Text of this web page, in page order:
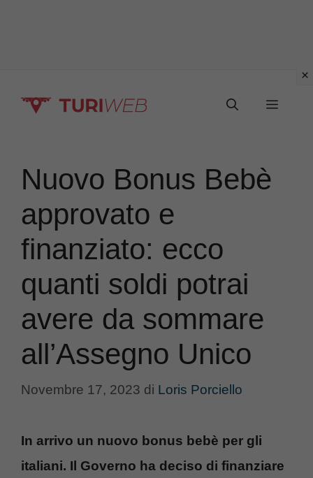
Menu
Nuovo Bonus Bebè
approvato e
finanziato: ecco
quanti soldi potrai
avere da sommare
all’Assegno Unico
Novembre 17, 2023 di Loris Porciello
In arrivo un nuovo bonus bebè per gli
italiani. Il Governo ha deciso di finanziare